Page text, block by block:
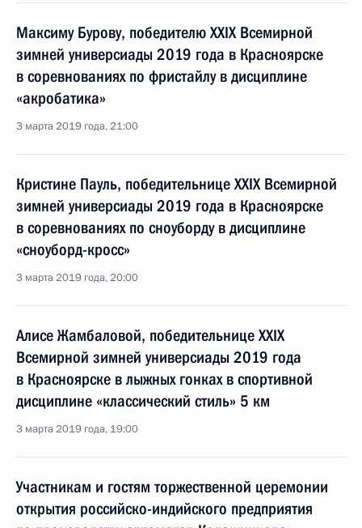
Максиму Бурову, победителю XXIX Всемирной
зимней универсиады 2019 года в Красноярске
в соревнованиях по фристайлу в дисциплине
«акробатика»
3 марта 2019 года, 21:00
Кристине Пауль, победительнице XXIX Всемирной
зимней универсиады 2019 года в Красноярске
в соревнованиях по сноуборду в дисциплине
«сноуборд-кросс»
3 марта 2019 года, 20:00
Алисе Жамбаловой, победительнице XXIX
Всемирной зимней универсиады 2019 года
в Красноярске в лыжных гонках в спортивной
дисциплине «классический стиль» 5 км
3 марта 2019 года, 19:00
Участникам и гостям торжественной церемонии
открытия российско-индийского предприятия